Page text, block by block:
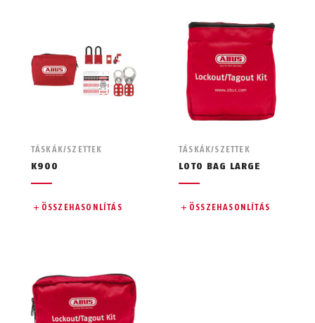
TÁSKÁK/SZETTEK
K900
ÖSSZEHASONLÍTÁS
TÁSKÁK/SZETTEK
LOTO BAG LARGE
ÖSSZEHASONLÍTÁS